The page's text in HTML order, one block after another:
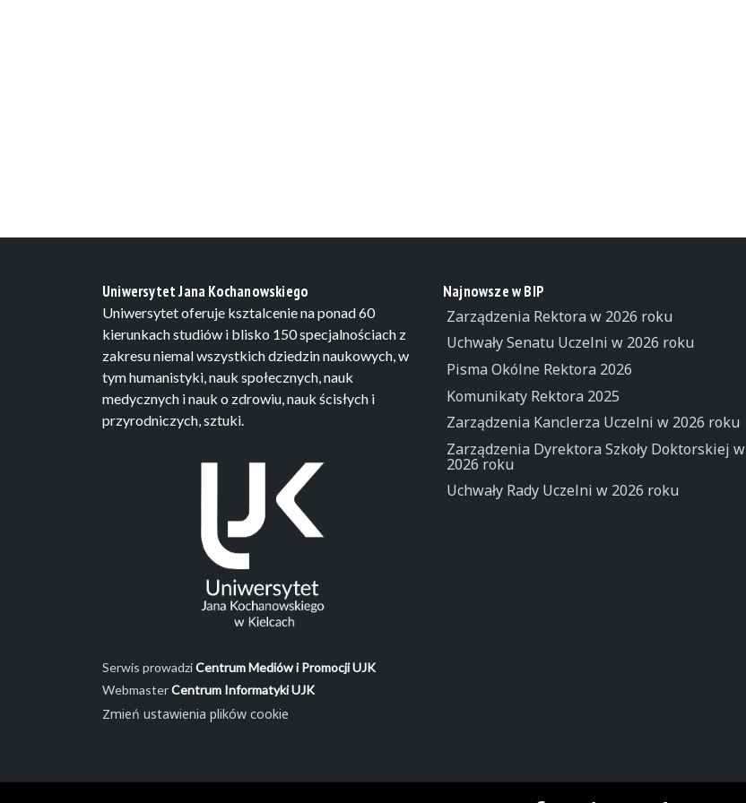
Uniwersytet Jana Kochanowskiego
Uniwersytet oferuje ksztalcenie na ponad 60
kierunkach studiów i blisko 150 specjalnościach z
zakresu niemal wszystkich dziedzin naukowych, w
tym humanistyki, nauk społecznych, nauk
medycznych i nauk o zdrowiu, nauk ścisłych i
przyrodniczych, sztuki.
Serwis prowadziCentrum Mediów i Promocji UJK
WebmasterCentrum Informatyki UJK
Zmień ustawienia plików cookie
Najnowsze w BIP
Zarządzenia Rektora w 2026 roku
Uchwały Senatu Uczelni w 2026 roku
Pisma Okólne Rektora 2026
Komunikaty Rektora 2025
Zarządzenia Kanclerza Uczelni w 2026 roku
Zarządzenia Dyrektora Szkoły Doktorskiej w
2026 roku
Uchwały Rady Uczelni w 2026 roku